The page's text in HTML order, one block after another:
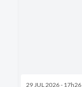
29 JUL 2026 - 17h26